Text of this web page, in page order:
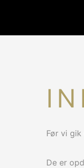
Før vi
De er